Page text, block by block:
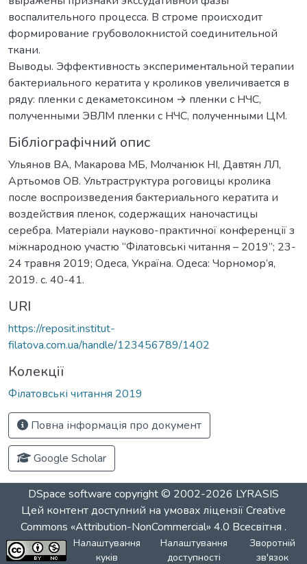
воспалительного процесса. В строме происходит
формирование грубоволокнистой соединительной
ткани.
Выводы. Эффективность экспериментальной терапии
бактериального кератита у кроликов увеличивается в
ряду: пленки с декаметоксином → пленки с НЧС,
полученными ЭВЛМ пленки с НЧС, полученными ЦМ.
Бібліографічний опис
Ульянов ВА, Макарова МБ, Молчанюк НІ, Давтян ЛЛ,
Артьомов ОВ. Ультраструктура роговицы кролика
после воспроизведения бактериального кератита и
воздействия пленок, содержащих наночастицы
серебра. Матеріали науково-практичної конференції з
міжнародною участю “Філатовські читання – 2019”; 23-
24 травня 2019; Одеса, Україна. Одеса: Чорномор’я,
2019. c. 40-41.
URI
https://reposit.institut-
filatova.com.ua/handle/123456789/1402
Колекції
Філатовські читання 2019
Повна інформація про документ
Google Scholar
DSpace software copyright © 2002-2026 LYRASIS
Цей контент доступний на умовах ліцензіїCreative
Commons «Attribution-NonCommercial» 4.0 Всесвітня .
Налаштування
куків
Налаштування
доступності
Зворотній
зв'язок